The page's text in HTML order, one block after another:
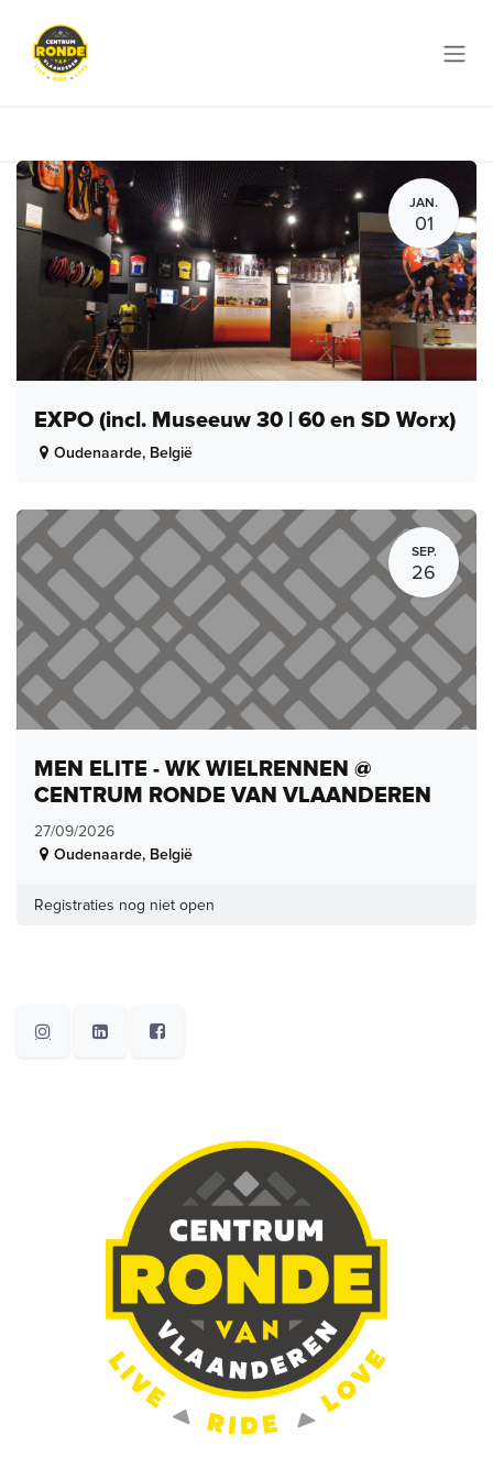
JAN.
01
EXPO (incl. Museeuw 30 | 60 en SD Worx)
Oudenaarde, België
SEP.
26
MEN ELITE - WK WIELRENNEN @
CENTRUM RONDE VAN VLAANDEREN
27/09/2026
Oudenaarde, België
Registraties nog niet open